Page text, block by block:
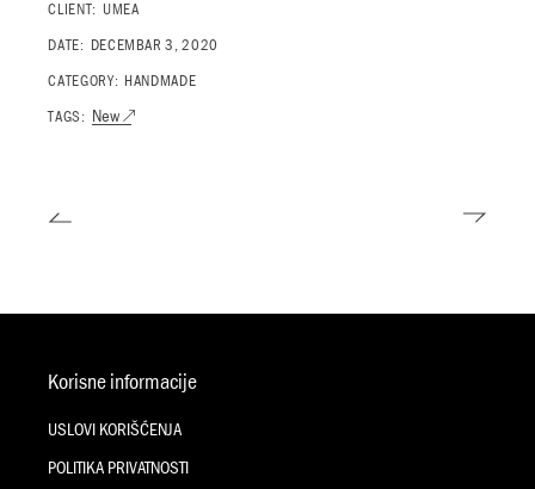
CLIENT: UMEA
DATE: DECEMBAR 3, 2020
CATEGORY: HANDMADE
TAGS: New
Korisne informacije
USLOVI KORIŠĆENJA
POLITIKA PRIVATNOSTI